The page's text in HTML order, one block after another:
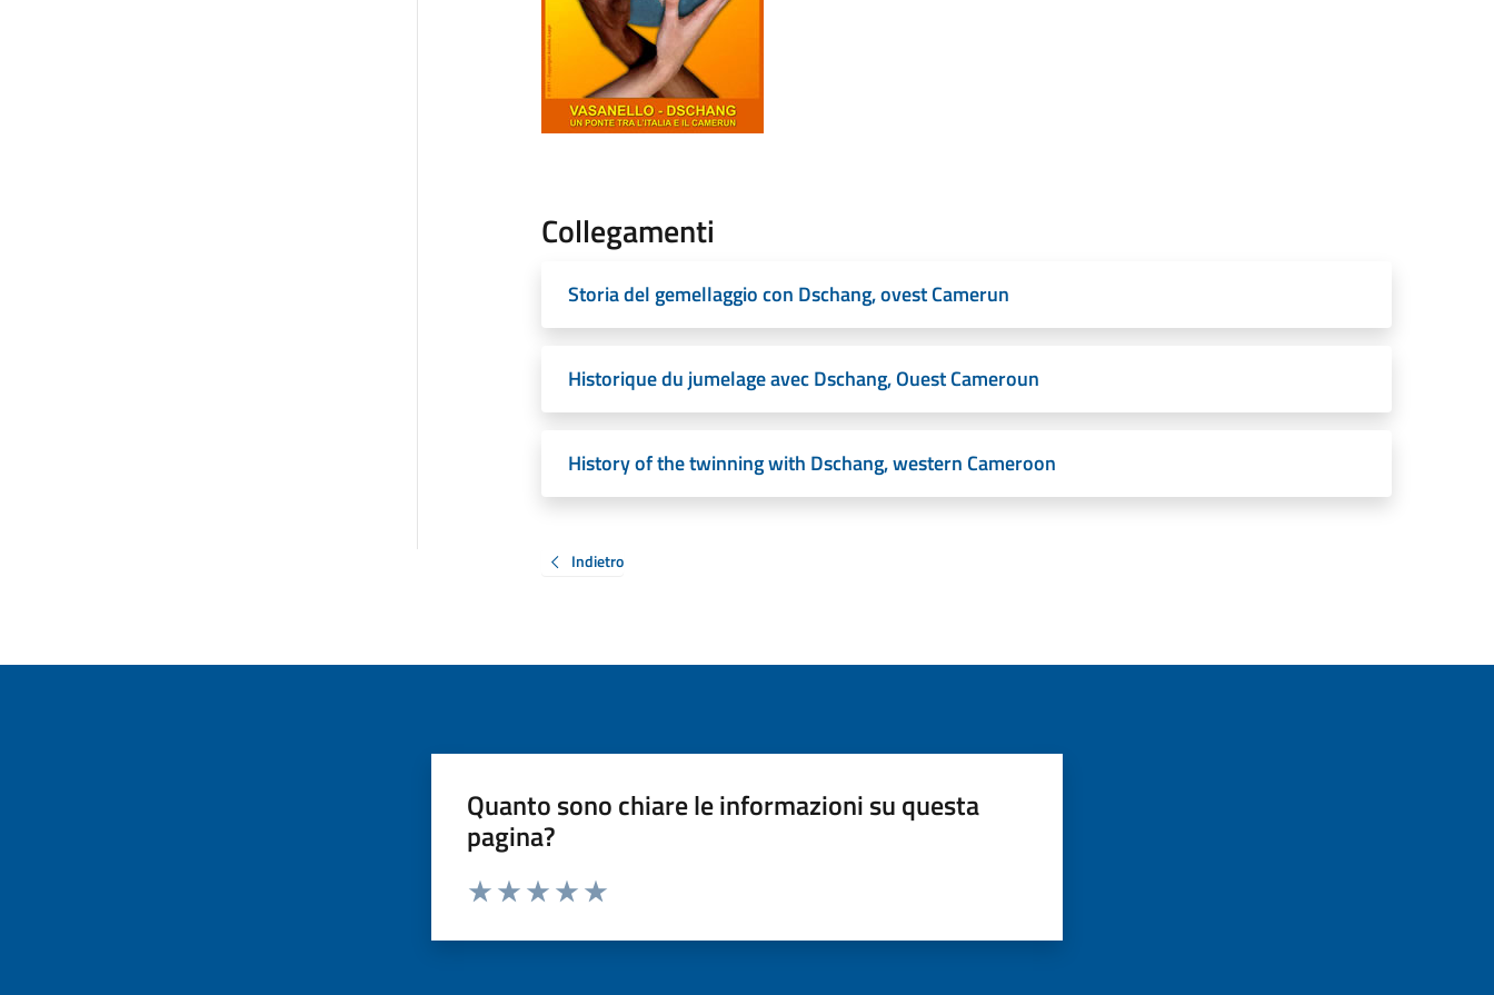
Collegamenti
Storia del gemellaggio con Dschang, ovest Camerun
Historique du jumelage avec Dschang, Ouest Cameroun
History of the twinning with Dschang, western Cameroon
Indietro
Quanto sono chiare le informazioni su questa
pagina?
Valuta da 1 a 5 stelle la pagina